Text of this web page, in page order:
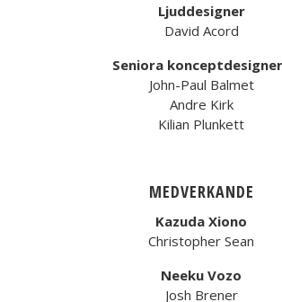
Ljuddesigner
David Acord
Seniora
John-Paul Balmet
Andre Kirk
Kilian Plunkett
MEDVERKANDE
Kazuda Xiono
Christopher Sean
Neeku Vozo
Josh Brener